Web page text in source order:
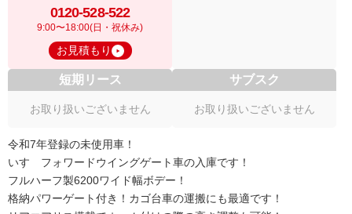
0120-528-522
9:00〜18:00(日・祝休み)
お見積もり
短期リース
お取り扱いございません
サブスク
お取り扱いございません
令和7年登録の未使用車！
いすゞフォワードウイングゲート車の入庫です！
フルハーフ製6200ワイド幅ボデー！
格納パワーゲート付き！カゴ台車の運搬にも最適です！